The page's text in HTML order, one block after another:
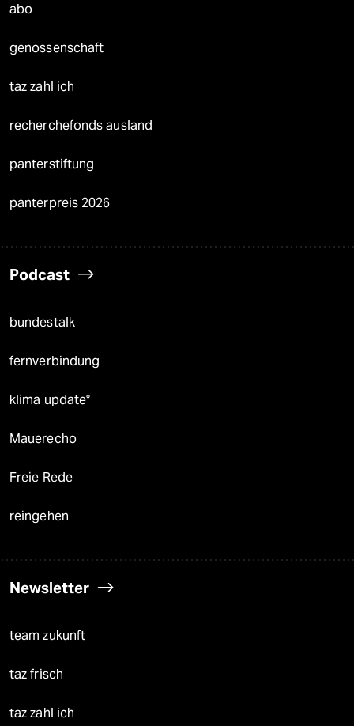
abo
genossenschaft
taz zahl ich
recherchefonds ausland
panterstiftung
panterpreis 2026
Podcast
bundestalk
fernverbindung
klima update°
Mauerecho
Freie Rede
reingehen
Newsletter
team zukunft
taz frisch
taz zahl ich